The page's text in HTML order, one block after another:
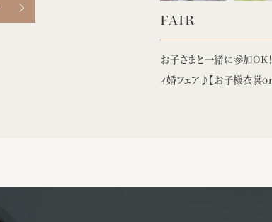
FAIR
お子さまと一緒に参加OK
ィ婚フェア♪【お子様衣裳